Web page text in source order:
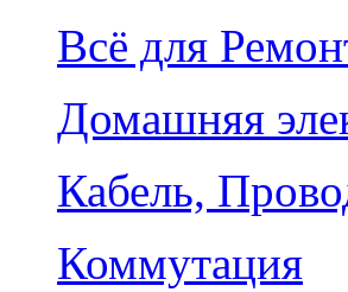
Всё для
Домашняя
Кабель,
Коммутация